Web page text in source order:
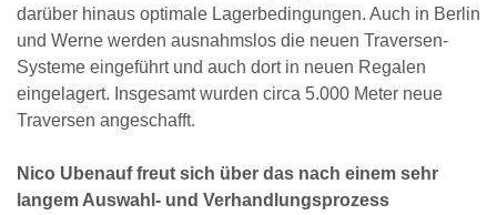
darüber hinaus optimale Lagerbedingungen. Auch in Berlin
und Werne werden ausnahmslos die neuen Traversen-
Systeme eingeführt und auch dort in neuen Regalen
eingelagert. Insgesamt wurden circa 5.000 Meter neue
Traversen angeschafft.
Nico Ubenauf freut sich über das nach einem sehr
langem Auswahl- und Verhandlungsprozess